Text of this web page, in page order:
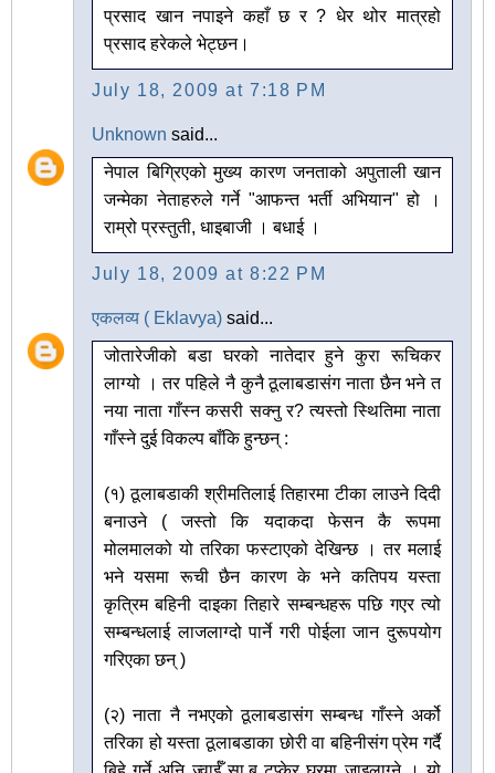
प्रसाद खान नपाइने कहाँ छ र ? धेर थोर मात्रहो
प्रसाद हरेकले भेट्छन।
July 18, 2009 at 7:18 PM
Unknown said...
नेपाल बिग्रिएको मुख्य कारण जनताको अपुताली खान
जन्मेका नेताहरुले गर्ने "आफन्त भर्ती अभियान" हो ।
राम्रो प्रस्तुती, धाइबाजी । बधाई ।
July 18, 2009 at 8:22 PM
एकलव्य ( Eklavya) said...
जोतारेजीको बडा घरको नातेदार हुने कुरा रूचिकर
लाग्यो । तर पहिले नै कुनै ठूलाबडासंग नाता छैन भने त
नया नाता गाँस्न कसरी सक्नु र? त्यस्तो स्थितिमा नाता
गाँस्ने दुई विकल्प बाँकि हुन्छन् :
(१) ठूलाबडाकी श्रीमतिलाई तिहारमा टीका लाउने दिदी
बनाउने ( जस्तो कि यदाकदा फेसन कै रूपमा
मोलमालको यो तरिका फस्टाएको देखिन्छ । तर मलाई
भने यसमा रूची छैन कारण के भने कतिपय यस्ता
कृत्रिम बहिनी दाइका तिहारे सम्बन्धहरू पछि गएर त्यो
सम्बन्धलाई लाजलाग्दो पार्ने गरी पोईला जान दुरूपयोग
गरिएका छन् )
(२) नाता नै नभएको ठूलाबडासंग सम्बन्ध गाँस्ने अर्को
तरिका हो यस्ता ठूलाबडाका छोरी वा बहिनीसंग प्रेम गर्दै